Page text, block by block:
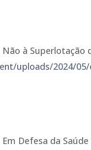
Não à Superlotação
uploads/2024/
Em Defesa da